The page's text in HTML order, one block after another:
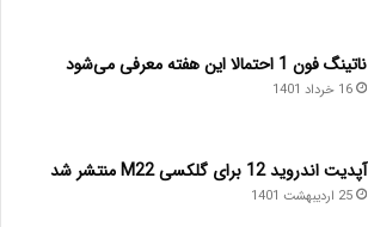
ناتینگ فون 1 احتمالا این هفته معرفی می‌شود
16 خرداد 1401
آپدیت اندروید 12 برای گلکسی M22 منتشر شد
25 اردیبهشت 1401